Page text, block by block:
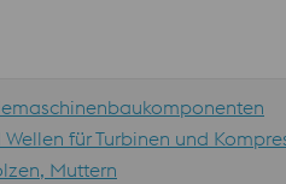
für Turbinen und
Muttern